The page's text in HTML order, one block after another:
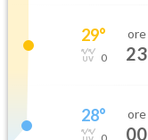
29°
0
ore
23
28° ore
00